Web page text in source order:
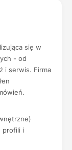
się w
- od
i serwis. Firma
profili i